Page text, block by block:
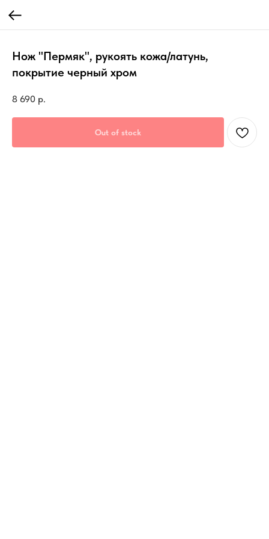
Нож "Пермяк", рукоять кожа/латунь,
покрытие черный хром
8 690 р.
Out of stock